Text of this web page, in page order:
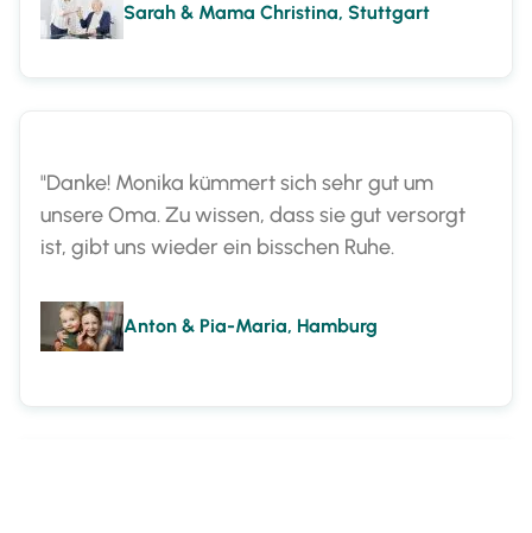
Sarah & Mama Christina, Stuttgart
"Danke! Monika kümmert sich sehr gut um
unsere Oma. Zu wissen, dass sie gut versorgt
ist, gibt uns wieder ein bisschen Ruhe.
Anton & Pia-Maria, Hamburg